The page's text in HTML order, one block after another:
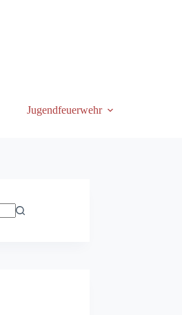
Jugendfeuerwehr